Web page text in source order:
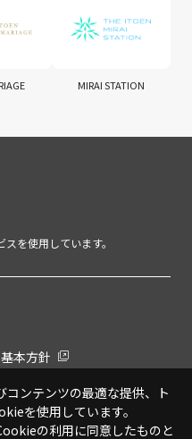
を使用しています。
MIRAI STATION
本方針
ンテンツの最適な提供、ト
を使用しています。
の利用に同意したものと